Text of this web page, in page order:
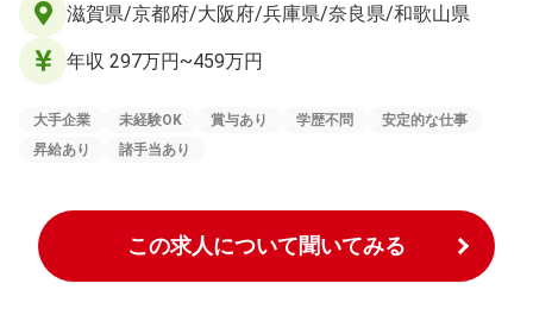
滋賀県/京都府/大阪府/兵庫県/奈良県/和歌山県
年収 297万円~459万円
大手企業 未経験OK 賞与あり 学歴不問
安定的な仕事
昇給あり
諸手当あり
この求人について聞いてみる